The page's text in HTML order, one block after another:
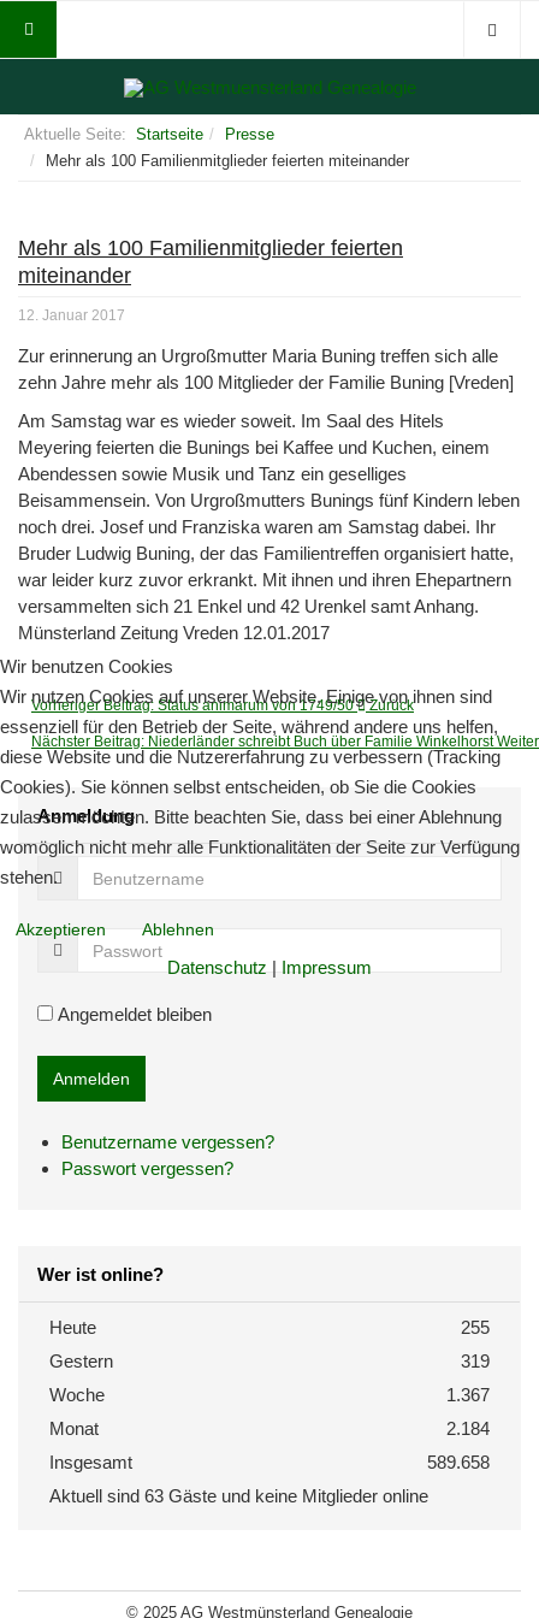
Aktuelle Seite: Startseite
Presse
Mehr als 100 Familienmitglieder feierten miteinander
Mehr als 100 Familienmitglieder feierten
miteinander
12. Januar 2017
Zur erinnerung an Urgroßmutter Maria Buning treffen sich alle
zehn Jahre mehr als 100 Mitglieder der Familie Buning [Vreden]
Am Samstag war es wieder soweit. Im Saal des Hitels
Meyering feierten die Bunings bei Kaffee und Kuchen, einem
Abendessen sowie Musik und Tanz ein geselliges
Beisammensein. Von Urgroßmutters Bunings fünf Kindern leben
noch drei. Josef und Franziska waren am Samstag dabei. Ihr
Bruder Ludwig Buning, der das Familientreffen organisiert hatte,
war leider kurz zuvor erkrankt. Mit ihnen und ihren Ehepartnern
versammelten sich 21 Enkel und 42 Urenkel samt Anhang.
Münsterland Zeitung Vreden 12.01.2017
Vorheriger Beitrag: Status animarum von 1749/50 Zurück
Nächster Beitrag: Niederländer schreibt Buch über Familie WinkelhorstWeiter
Anmeldung
Angemeldet bleiben
Benutzername vergessen?
Passwort vergessen?
Wer ist online?
Heute
255
Gestern
319
Woche
1.367
Monat
2.184
Insgesamt
589.658
Aktuell sind 63 Gäste und keine Mitglieder online
© 2025 AG Westmünsterland Genealogie
Wir benutzen Cookies
Wir nutzen Cookies auf unserer Website. Einige von ihnen sind
essenziell für den Betrieb der Seite, während andere uns helfen,
diese Website und die Nutzererfahrung zu verbessern (Tracking
Cookies). Sie können selbst entscheiden, ob Sie die Cookies
zulassen möchten. Bitte beachten Sie, dass bei einer Ablehnung
womöglich nicht mehr alle Funktionalitäten der Seite zur Verfügung
stehen.
Akzeptieren Ablehnen
Datenschutz | Impressum